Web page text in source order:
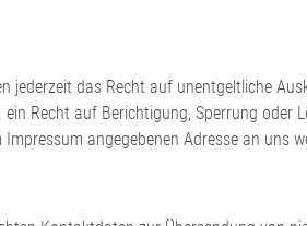
jederzeit das Recht auf unentgeltliche
Recht auf Berichtigung, Sperrung oder
angegebenen Adresse an uns